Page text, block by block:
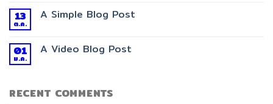
13
ต.ค.
A Simple Blog Post
01
ม.ค.
A Video Blog Post
RECENT COMMENTS